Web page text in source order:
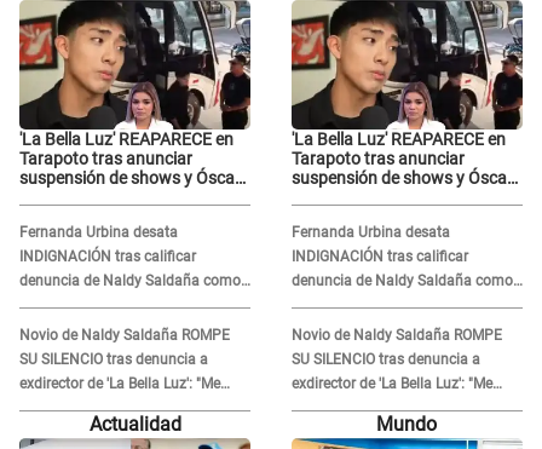
'La Bella Luz' REAPARECE en
Tarapoto tras anunciar
suspensión de shows y Óscar
Fernanda Urbina desata
INDIGNACIÓN tras calificar
denuncia de Naldy Saldaña como
'acto bochornoso': "No es justo
atacar a otra mujer"
Novio de Naldy Saldaña ROMPE
SU SILENCIO tras denuncia a
exdirector de 'La Bella Luz': "Me
basta con que ella esté bien"
'La Bella Luz' REAPARECE en
Tarapoto tras anunciar
suspensión de shows y Óscar
Fernanda Urbina desata
INDIGNACIÓN tras calificar
denuncia de Naldy Saldaña como
'acto bochornoso': "No es justo
atacar a otra mujer"
Novio de Naldy Saldaña ROMPE
SU SILENCIO tras denuncia a
exdirector de 'La Bella Luz': "Me
basta con que ella esté bien"
Actualidad Mundo